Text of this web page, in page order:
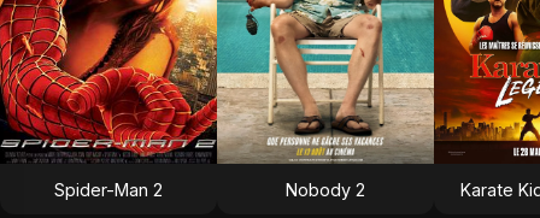
Spider-Man 2 Nobody 2 Karate